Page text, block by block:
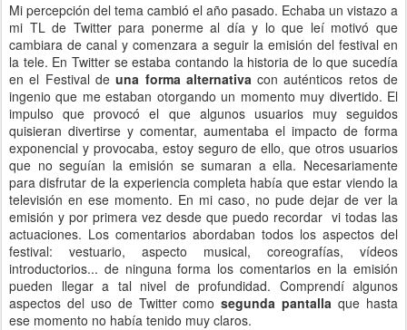
Mi percepción del tema cambió el año pasado. Echaba un vistazo a
mi TL de Twitter para ponerme al día y lo que leí motivó que
cambiara de canal y comenzara a seguir la emisión del festival en
la tele. En Twitter se estaba contando la historia de lo que sucedía
en el Festival deuna forma alternativacon auténticos retos de
ingenio que me estaban otorgando un momento muy divertido. El
impulso que provocó el que algunos usuarios muy seguidos
quisieran divertirse y comentar, aumentaba el impacto de forma
exponencial y provocaba, estoy seguro de ello, que otros usuarios
que no seguían la emisión se sumaran a ella. Necesariamente
para disfrutar de la experiencia completa había que estar viendo la
televisión en ese momento. En mi caso, no pude dejar de ver la
emisión y por primera vez desde que puedo recordar vi todas las
actuaciones. Los comentarios abordaban todos los aspectos del
festival: vestuario, aspecto musical, coreografías, vídeos
introductorios... de ninguna forma los comentarios en la emisión
pueden llegar a tal nivel de profundidad. Comprendí algunos
aspectos del uso de Twitter comosegunda pantallaque hasta
ese momento no había tenido muy claros.